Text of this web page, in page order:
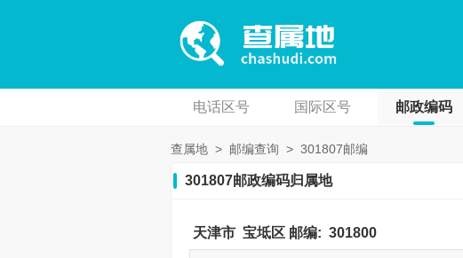
电话区号 国际区号 邮政编码
查属地 > 邮编查询 > 301807邮编
301807邮政编码归属地
天津市 宝坻区 邮编: 301800